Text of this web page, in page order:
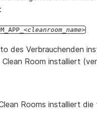
cleanroom_name
des Verbrauchenden
Clean Room installiert
Rooms installiert die